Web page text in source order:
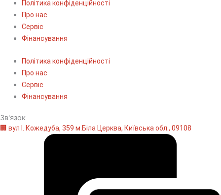
Політика конфіденційності
Про нас
Сервіс
Фінансування
Політика конфіденційності
Про нас
Сервіс
Фінансування
Зв'язок
🏢 вул І. Кожедуба, 359 м.Біла Церква, Київська обл., 09108